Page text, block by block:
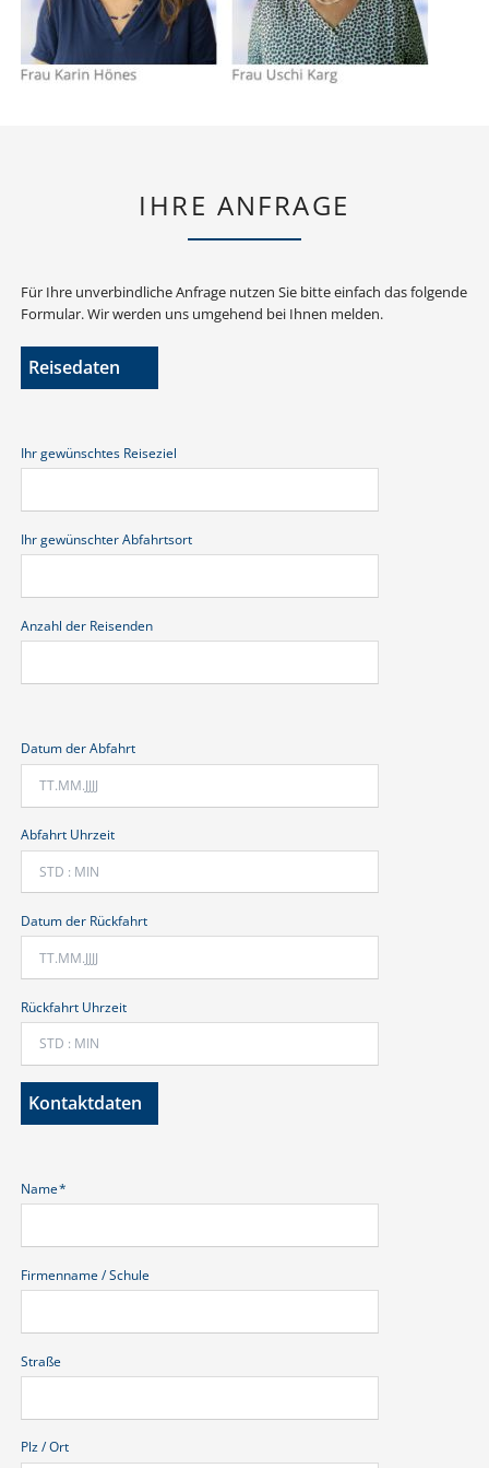
IHRE ANFRAGE
Für Ihre unverbindliche Anfrage nutzen Sie bitte einfach das folgende
Formular. Wir werden uns umgehend bei Ihnen melden.
Reisedaten
Ihr gewünschtes Reiseziel
Ihr gewünschter Abfahrtsort
Anzahl der Reisenden
Datum der Abfahrt
Abfahrt Uhrzeit
Datum der Rückfahrt
Rückfahrt Uhrzeit
Kontaktdaten
Pflichtfeld
Name*
Firmenname / Schule
Straße
Plz / Ort